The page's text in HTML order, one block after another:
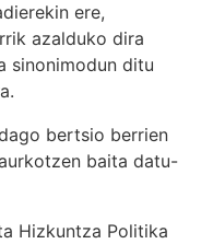
ere,
azalduko dira
sinonimodun ditu
bertsio berrien
baita datu-
Hizkuntza Politika